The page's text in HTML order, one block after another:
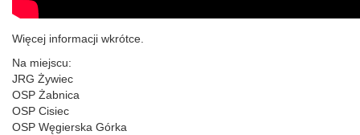
Więcej informacji wkrótce.
Na miejscu:
JRG Żywiec
OSP Żabnica
OSP Cisiec
OSP Węgierska Górka